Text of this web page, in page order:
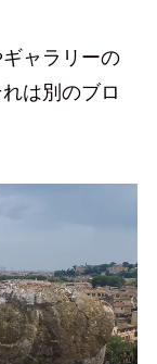
ャラリーの
は別のブロ